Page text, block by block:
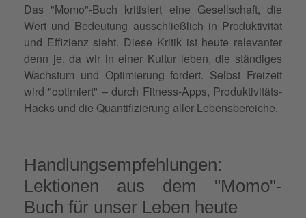
Das "Momo"-Buch kritisiert eine Gesellschaft, die
Wert und Bedeutung ausschließlich in Produktivität
und Effizienz sieht. Diese Kritik ist heute relevanter
denn je, da wir in einer Kultur leben, die ständiges
Wachstum und Optimierung fordert. Selbst Freizeit
wird "optimiert" – durch Fitness-Apps, Produktivitäts-
Hacks und die Quantifizierung aller Lebensbereiche.
Handlungsempfehlungen:
Lektionen aus dem "Momo"-
Buch für unser Leben heute